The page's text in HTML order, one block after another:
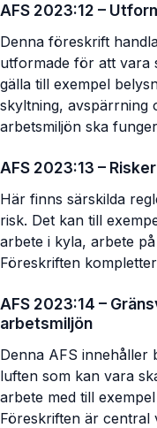
AFS 2023:12 –
Denna föreskrift
utformade för att vara
gälla till exempel
skyltning, avspärrning
arbetsmiljön ska
AFS 2023:13 –
Här finns särskilda
risk. Det kan till
arbete i kyla, arbete
Föreskriften
AFS 2023:14 –
arbetsmiljön
Denna AFS innehåller
luften som kan vara
arbete med till
Föreskriften är central